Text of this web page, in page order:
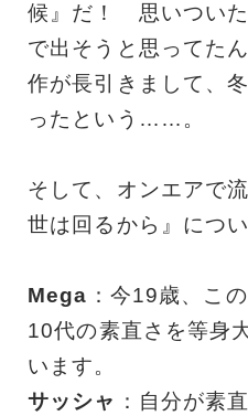
候』だ！ 思いつい
で出そうと思ってた
作が長引きまして、
ったという……。
そして、オンエアで
世は回るから』につ
Mega ：今19歳、こ
10代の素直さを等身
います。
サッシャ ：自分が素